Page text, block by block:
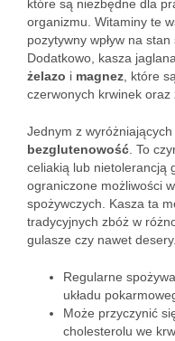
które są niezbędne dla
organizmu. Witaminy te
pozytywny wpływ na stan
Dodatkowo, kasza
żelazo i magnez , które
czerwonych krwinek oraz
Jednym z
bezglutenowość . To
celiakią lub nietolerancją
ograniczone możliwości
spożywczych. Kasza ta
tradycyjnych zbóż w
gulasze czy nawet desery.
Regularne
układu
Może przyczynić
cholesterolu we